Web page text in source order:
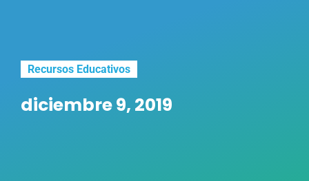
Recursos Educativos
diciembre 9, 2019